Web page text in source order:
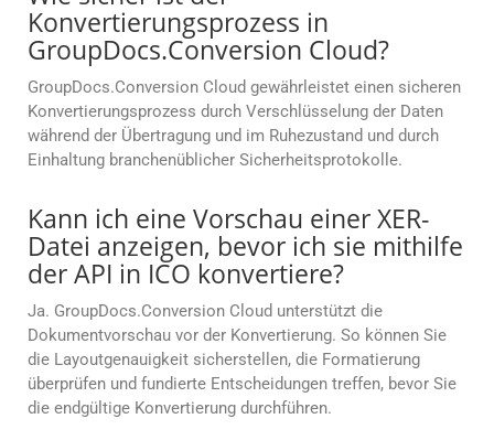
Konvertierungsprozess in
GroupDocs.Conversion Cloud?
GroupDocs.Conversion Cloud gewährleistet einen sicheren
Konvertierungsprozess durch Verschlüsselung der Daten
während der Übertragung und im Ruhezustand und durch
Einhaltung branchenüblicher Sicherheitsprotokolle.
Kann ich eine Vorschau einer XER-
Datei anzeigen, bevor ich sie mithilfe
der API in ICO konvertiere?
Ja. GroupDocs.Conversion Cloud unterstützt die
Dokumentvorschau vor der Konvertierung. So können Sie
die Layoutgenauigkeit sicherstellen, die Formatierung
überprüfen und fundierte Entscheidungen treffen, bevor Sie
die endgültige Konvertierung durchführen.